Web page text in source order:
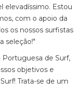
elevadíssimo. Estou
com o apoio da
os nossos surfistas
seleção!"
Portuguesa de Surf,
objetivos e
Trata-se de um